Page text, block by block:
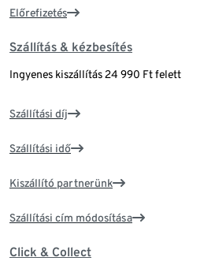
Előrefizetés
Szállítás & kézbesítés
Ingyenes kiszállítás 24 990 Ft felett
Szállítási díj
Szállítási idő
Kiszállító partnerünk
Szállítási cím módosítása
Click & Collect